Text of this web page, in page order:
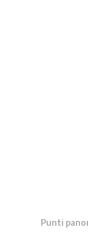
Punti